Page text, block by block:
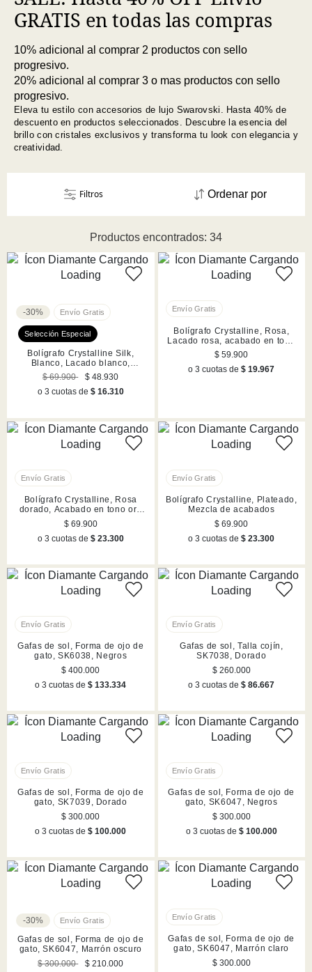
GRATIS en todas las compras
10% adicional al comprar 2 productos con sello
progresivo.
20% adicional al comprar 3 o mas productos con sello
progresivo.
Eleva tu estilo con accesorios de lujo Swarovski. Hasta 40% de
descuento en productos seleccionados. Descubre la esencia del
brillo con cristales exclusivos y transforma tu look con elegancia y
creatividad.
Productos encontrados: 34
Ordenar por
Filtros
-30%
Bolígrafo Crystalline Silk,
Blanco, Lacado blanco,
cromado
$ 69.900
$ 48.930
o 3 cuotas de $ 16.310
Bolígrafo Crystalline, Rosa,
Lacado rosa, acabado en tono
cromado
$ 59.900
o 3 cuotas de$ 19.967
Bolígrafo Crystalline, Rosa
dorado, Acabado en tono oro
rosa
$ 69.900
o 3 cuotas de $ 23.300
Bolígrafo Crystalline, Plateado,
Mezcla de acabados
$ 69.900
o 3 cuotas de$ 23.300
Gafas de sol, Forma de ojo de
gato, SK6038, Negros
$ 400.000
o 3 cuotas de$ 133.334
Gafas de sol, Talla cojín,
SK7038, Dorado
$ 260.000
o 3 cuotas de$ 86.667
Gafas de sol, Forma de ojo de
gato, SK7039, Dorado
$ 300.000
o 3 cuotas de$ 100.000
Gafas de sol, Forma de ojo de
gato, SK6047, Negros
$ 300.000
o 3 cuotas de $ 100.000
-30%
Gafas de sol, Forma de ojo de
gato, SK6047, Marrón oscuro
$ 300.000
$ 210.000
Gafas de sol, Forma de ojo de
gato, SK6047, Marrón claro
$ 300.000